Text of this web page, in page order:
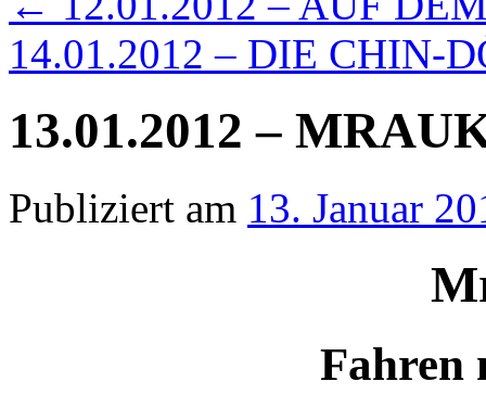
14.01.2012 – DIE CHIN-
13.01.2012 –
Publiziert am 13. Januar
Fahren